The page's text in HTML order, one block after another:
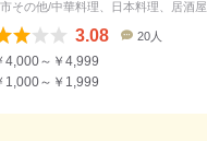
その他/中華料理、日本料理、居酒屋
3.08
数
20人
4,000～￥4,999
1,000～￥1,999